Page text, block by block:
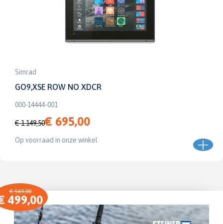
Simrad
GO9,XSE ROW NO XDCR
000-14444-001
€ 1.149,50€ 695,00
Op voorraad in onze winkel
€ 569,00
499,00